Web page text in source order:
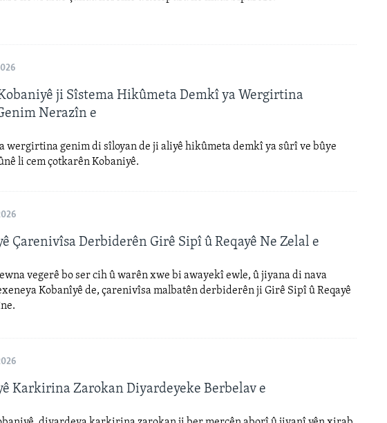
ji Sîstema Hikûmeta Demkî ya Wergirtina
Nerazîn e
wergirtina genim di sîloyan de ji aliyê hikûmeta demkî ya sûrî ve bûye
li cem çotkarên Kobaniyê.
Çarenivîsa Derbiderên Girê Sipî û Reqayê Ne Zelal e
vegerê bo ser cih û warên xwe bi awayekî ewle, û jiyana di nava
Kobanîyê de, çarenivîsa malbatên derbiderên ji Girê Sipî û Reqayê
Karkirina Zarokan Diyardeyeke Berbelav e